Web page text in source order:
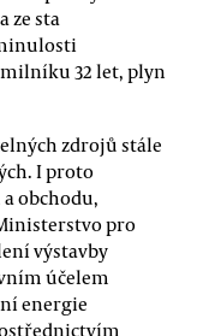
ze sta
32 let, plyn
zdrojů stále
I proto
obchodu,
pro
výstavby
účelem
energie